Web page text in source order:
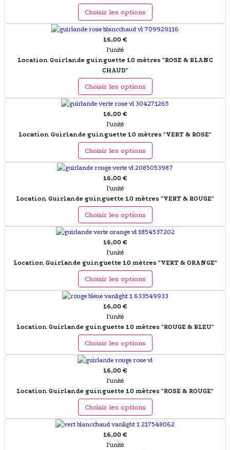
Choisir les options
16,00 €
l'unité
Location Guirlande guinguette 10 mètres "ROSE & BLANC
CHAUD"
Choisir les options
16,00 €
l'unité
Location Guirlande guinguette 10 mètres "VERT & ROSE"
Choisir les options
16,00 €
l'unité
Location Guirlande guinguette 10 mètres "VERT & ROUGE"
Choisir les options
16,00 €
l'unité
Location Guirlande guinguette 10 mètres "VERT & ORANGE"
Choisir les options
16,00 €
l'unité
Location Guirlande guinguette 10 mètres "ROUGE & BLEU"
Choisir les options
16,00 €
l'unité
Location Guirlande guinguette 10 mètres "ROSE & ROUGE"
Choisir les options
16,00 €
l'unité